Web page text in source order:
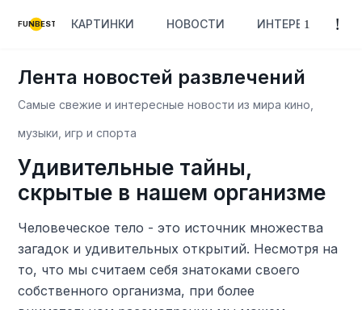
FUNBEST КАРТИНКИ НОВОСТИ ИНТЕРЕСНОЕ
Лента новостей развлечений
Самые свежие и интересные новости из мира кино,
музыки, игр и спорта
Удивительные тайны,
скрытые в нашем организме
Человеческое тело - это источник множества
загадок и удивительных открытий. Несмотря на
то, что мы считаем себя знатоками своего
собственного организма, при более